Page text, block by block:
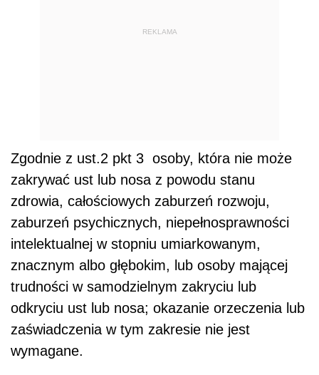
REKLAMA
Zgodnie z ust.2 pkt 3 osoby, która nie może
zakrywać ust lub nosa z powodu stanu
zdrowia, całościowych zaburzeń rozwoju,
zaburzeń psychicznych, niepełnosprawności
intelektualnej w stopniu umiarkowanym,
znacznym albo głębokim, lub osoby mającej
trudności w samodzielnym zakryciu lub
odkryciu ust lub nosa; okazanie orzeczenia lub
zaświadczenia w tym zakresie nie jest
wymagane.